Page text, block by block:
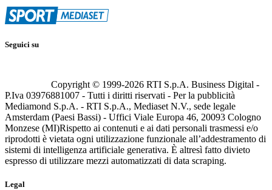
Seguici su
Copyright © 1999-2026 RTI S.p.A. Business Digital -
P.Iva 03976881007 - Tutti i diritti riservati - Per la pubblicità
Mediamond S.p.A. - RTI S.p.A., Mediaset N.V., sede legale
Amsterdam (Paesi Bassi) - Uffici Viale Europa 46, 20093 Cologno
Monzese (MI)Rispetto ai contenuti e ai dati personali trasmessi e/o
riprodotti è vietata ogni utilizzazione funzionale all’addestramento di
sistemi di intelligenza artificiale generativa. È altresì fatto divieto
espresso di utilizzare mezzi automatizzati di data scraping.
Legal